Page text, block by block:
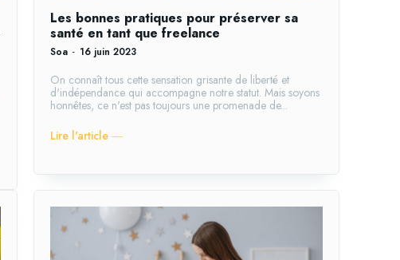
Les bonnes pratiques pour préserver sa
santé en tant que freelance
Soa - 16 juin 2023
On connaît tous cette sensation grisante de liberté et
d'indépendance qui accompagne notre statut. Mais soyons
honnêtes, ce n'est pas toujours une promenade de...
Lire l'article ―